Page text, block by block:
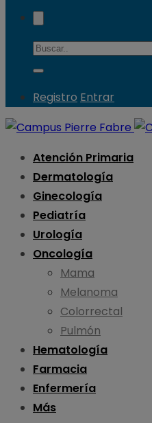
Registro Entrar
Atención Primaria
Dermatología
Ginecología
Pediatría
Urología
Oncología
Mama
Melanoma
Colorrectal
Pulmón
Hematología
Farmacia
Enfermería
Más